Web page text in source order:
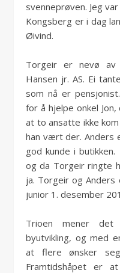
svenneprøven. Jeg
Kongsberg er i dag
Øivind.
Torgeir er nevø
Hansen jr. AS. Ei
som nå er
for å hjelpe onkel
at to ansatte ikke
han vært der. Anders
god kunde i
og da Torgeir ringte
ja. Torgeir og Anders
junior 1. desember
Trioen mener
byutvikling, og med
at flere ønsker seg
Framtidshåpet er